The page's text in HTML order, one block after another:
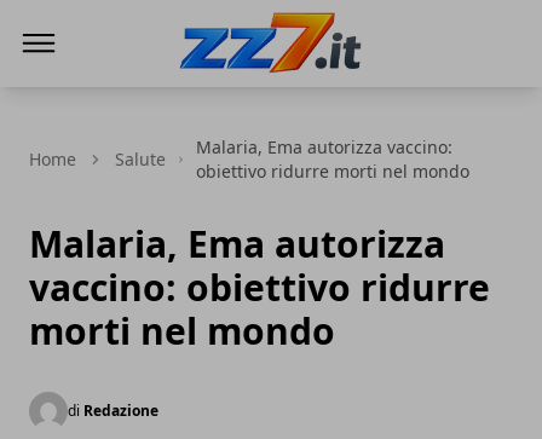
Home Salute
Malaria, Ema autorizza vaccino:
obiettivo ridurre morti nel mondo
Malaria, Ema autorizza
vaccino: obiettivo ridurre
morti nel mondo
di Redazione